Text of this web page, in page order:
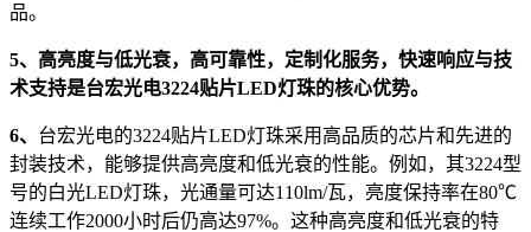
品。
5、高亮度与低光衰，高可靠性，定制化服务，快速响应与技
术支持是台宏光电3224贴片LED灯珠的核心优势。
6、 台宏光电的3224贴片LED灯珠采用高品质的芯片和先进的
封装技术，能够提供高亮度和低光衰的性能。例如，其3224型
号的白光LED灯珠，光通量可达110lm/瓦，亮度保持率在80℃
连续工作2000小时后仍高达97%。这种高亮度和低光衰的特